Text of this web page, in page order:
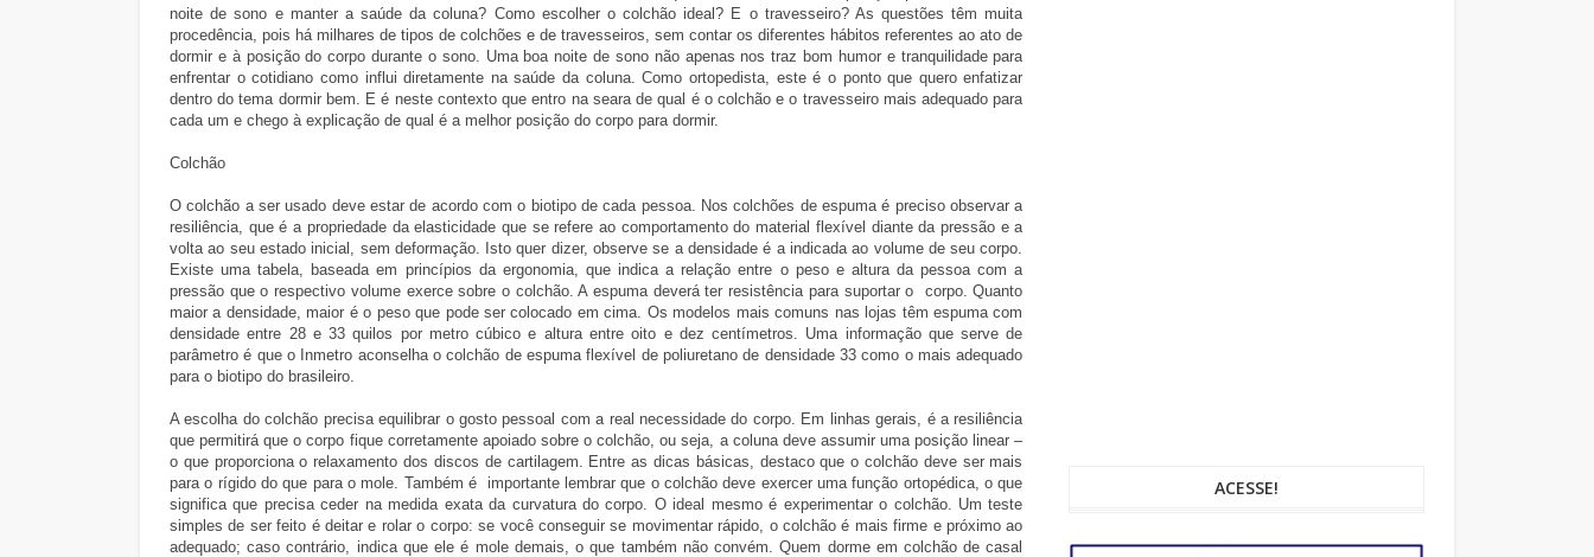
noite de sono e manter a saúde da coluna? Como escolher o colchão ideal? E o travesseiro? As questões têm muita
procedência, pois há milhares de tipos de colchões e de travesseiros, sem contar os diferentes hábitos referentes ao ato de
dormir e à posição do corpo durante o sono. Uma boa noite de sono não apenas nos traz bom humor e tranquilidade para
enfrentar o cotidiano como influi diretamente na saúde da coluna. Como ortopedista, este é o ponto que quero enfatizar
dentro do tema dormir bem. E é neste contexto que entro na seara de qual é o colchão e o travesseiro mais adequado para
cada um e chego à explicação de qual é a melhor posição do corpo para dormir.
Colchão
O colchão a ser usado deve estar de acordo com o biotipo de cada pessoa. Nos colchões de espuma é preciso observar a
resiliência, que é a propriedade da elasticidade que se refere ao comportamento do material flexível diante da pressão e a
volta ao seu estado inicial, sem deformação. Isto quer dizer, observe se a densidade é a indicada ao volume de seu corpo.
Existe uma tabela, baseada em princípios da ergonomia, que indica a relação entre o peso e altura da pessoa com a
pressão que o respectivo volume exerce sobre o colchão. A espuma deverá ter resistência para suportar o corpo. Quanto
maior a densidade, maior é o peso que pode ser colocado em cima. Os modelos mais comuns nas lojas têm espuma com
densidade entre 28 e 33 quilos por metro cúbico e altura entre oito e dez centímetros. Uma informação que serve de
parâmetro é que o Inmetro aconselha o colchão de espuma flexível de poliuretano de densidade 33 como o mais adequado
para o biotipo do brasileiro.
A escolha do colchão precisa equilibrar o gosto pessoal com a real necessidade do corpo. Em linhas gerais, é a resiliência
que permitirá que o corpo fique corretamente apoiado sobre o colchão, ou seja, a coluna deve assumir uma posição linear –
o que proporciona o relaxamento dos discos de cartilagem. Entre as dicas básicas, destaco que o colchão deve ser mais
para o rígido do que para o mole. Também é importante lembrar que o colchão deve exercer uma função ortopédica, o que
significa que precisa ceder na medida exata da curvatura do corpo. O ideal mesmo é experimentar o colchão. Um teste
simples de ser feito é deitar e rolar o corpo: se você conseguir se movimentar rápido, o colchão é mais firme e próximo ao
adequado; caso contrário, indica que ele é mole demais, o que também não convém. Quem dorme em colchão de casal
ACESSE!